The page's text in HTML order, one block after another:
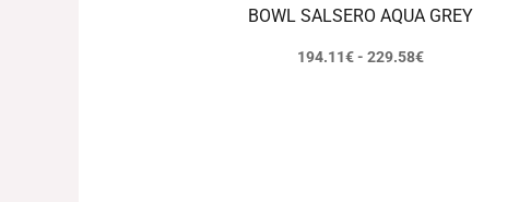
BOWL SALSERO AQUA GREY
194.11€- 229.58€